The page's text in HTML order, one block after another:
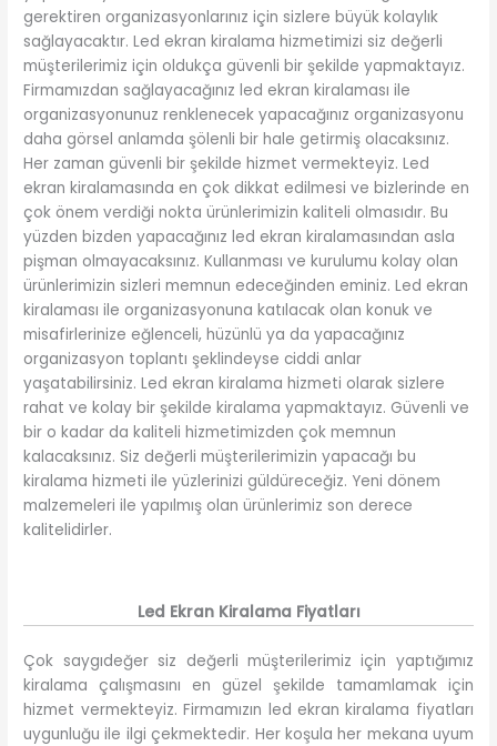
gerektiren organizasyonlarınız için sizlere büyük kolaylık
sağlayacaktır. Led ekran kiralama hizmetimizi siz değerli
müşterilerimiz için oldukça güvenli bir şekilde yapmaktayız.
Firmamızdan sağlayacağınız led ekran kiralaması ile
organizasyonunuz renklenecek yapacağınız organizasyonu
daha görsel anlamda şölenli bir hale getirmiş olacaksınız.
Her zaman güvenli bir şekilde hizmet vermekteyiz. Led
ekran kiralamasında en çok dikkat edilmesi ve bizlerinde en
çok önem verdiği nokta ürünlerimizin kaliteli olmasıdır. Bu
yüzden bizden yapacağınız led ekran kiralamasından asla
pişman olmayacaksınız. Kullanması ve kurulumu kolay olan
ürünlerimizin sizleri memnun edeceğinden eminiz. Led ekran
kiralaması ile organizasyonuna katılacak olan konuk ve
misafirlerinize eğlenceli, hüzünlü ya da yapacağınız
organizasyon toplantı şeklindeyse ciddi anlar
yaşatabilirsiniz. Led ekran kiralama hizmeti olarak sizlere
rahat ve kolay bir şekilde kiralama yapmaktayız. Güvenli ve
bir o kadar da kaliteli hizmetimizden çok memnun
kalacaksınız. Siz değerli müşterilerimizin yapacağı bu
kiralama hizmeti ile yüzlerinizi güldüreceğiz. Yeni dönem
malzemeleri ile yapılmış olan ürünlerimiz son derece
kalitelidirler.
Led Ekran Kiralama Fiyatları
Çok saygıdeğer siz değerli müşterilerimiz için yaptığımız
kiralama çalışmasını en güzel şekilde tamamlamak için
hizmet vermekteyiz. Firmamızın led ekran kiralama fiyatları
uygunluğu ile ilgi çekmektedir. Her koşula her mekana uyum